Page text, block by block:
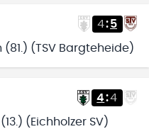
4:5
(TSV Bargteheide)
4:4
(Eichholzer SV)